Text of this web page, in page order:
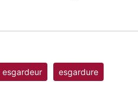
esgardeur esgardure